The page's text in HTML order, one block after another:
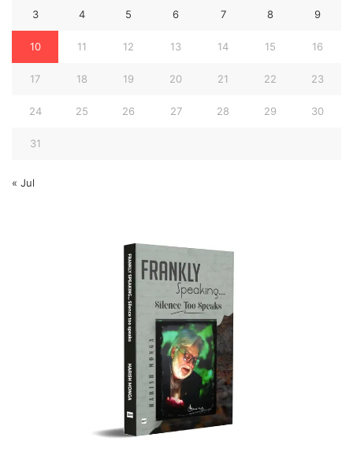
3 4 5 6 7 8 9
10 11 12 13 14 15 16
17 18 19 20 21 22 23
24 25 26 27 28 29 30
31
« Jul